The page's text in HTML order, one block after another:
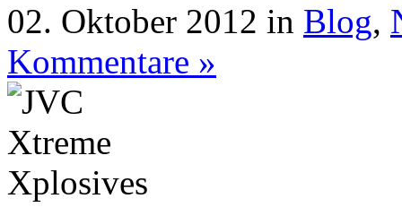
02. Oktober 2012 in Blog,
Kommentare »